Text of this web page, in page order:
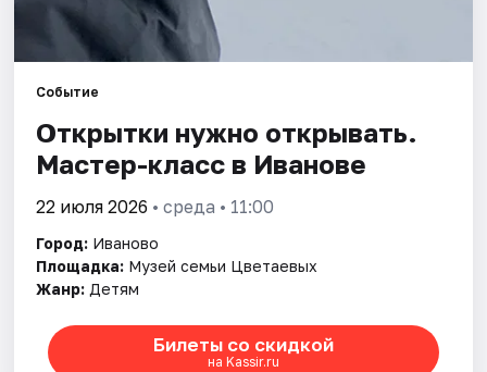
Событие
Открытки нужно открывать.
Мастер-класс в Иванове
22 июля 2026 • среда • 11:00
Город: Иваново
Площадка: Музей семьи Цветаевых
Жанр: Детям
Билеты со скидкой
на Kassir.ru